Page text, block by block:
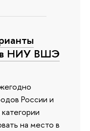
НИУ ВШЭ
России и
на место в